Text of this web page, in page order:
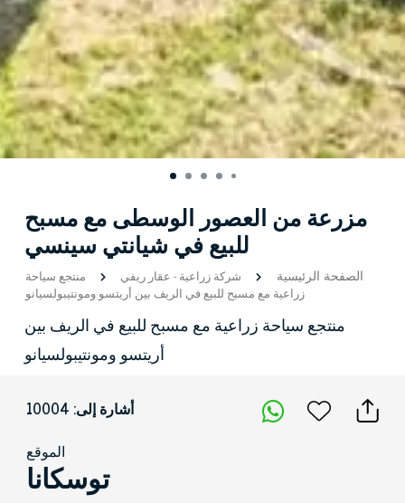
مزرعة من العصور الوسطى مع مسبح
للبيع في شيانتي سينسي
الصفحة الرئيسية شركة زراعية-عقار ريفي
منتجع سياحة
زراعية مع مسبح للبيع في الريف بين أريتسو ومونتيبولسيانو
منتجع سياحة زراعية مع مسبح للبيع في الريف بين
أريتسو ومونتيبولسيانو
أشارة إلى: 10004
الموقع
توسكانا